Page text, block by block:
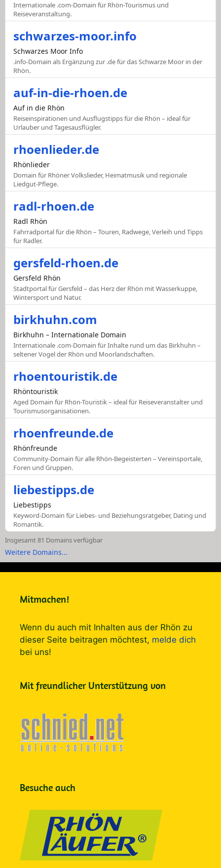
Internationale .com-Domain für Rhön-Tourismus und
Reiseveranstaltung.
schwarzes-moor.info
Schwarzes Moor Info
.info-Domain als Ergänzung zur .de für das Schwarze Moor in der
Rhön.
auf-in-die-rhoen.de
Auf in die Rhön
Reiseinspirationen und Ausflugstipps für die Rhön – ideal für
Urlauber und Tagesausflügler.
rhoenlieder.de
Rhönlieder
Domain für Rhöner Volkslieder, Heimatmusik und regionale
Liedgut-Pflege.
radl-rhoen.de
Radl Rhön
Fahrradportal für die Rhön – Touren, Radwege, Verleih und Tipps
für Radler.
gersfeld-rhoen.de
Gersfeld Rhön
Stadtportal für Gersfeld – das Herz der Rhön mit Wasserkuppe,
Wintersport und Natur.
birkhuhn.com
Birkhuhn – Internationale Domain
Internationale .com-Domain für Inhalte rund um das Birkhuhn –
seltener Vogel der Rhön und Moorlandschaften.
rhoentouristik.de
Rhöntouristik
Aged Domain für Rhön-Touristik – ideal für Reiseveranstalter und
Tourismusorganisationen.
rhoenfreunde.de
Rhönfreunde
Community-Domain für alle Rhön-Begeisterten – Vereinsportale,
Foren und Gruppen.
liebestipps.de
Liebestipps
Keyword-Domain für Liebes- und Beziehungsratgeber, Dating und
Romantik.
Insgesamt 81 Domains verfügbar
Weitere Domains...
Mitmachen!
Wenn du auch mit Inhalten aus der Rhön zu
dieser Seite beitragen möchtest, melde dich
bei uns!
Mit freundlicher Unterstützung von
Besuche auch